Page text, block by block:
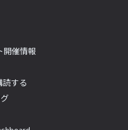
開催情報
読する